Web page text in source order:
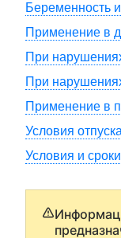
Беременность
Применение в
При
При
Применение в
Условия
Условия и